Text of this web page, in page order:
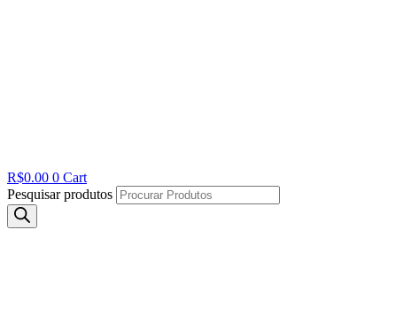
R$0.00 0 Cart
Pesquisar produtos